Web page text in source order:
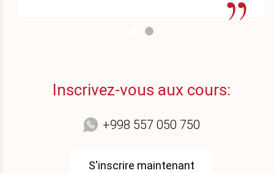
Inscrivez-vous aux cours:
+998 557 050 750
S'inscrire maintenant